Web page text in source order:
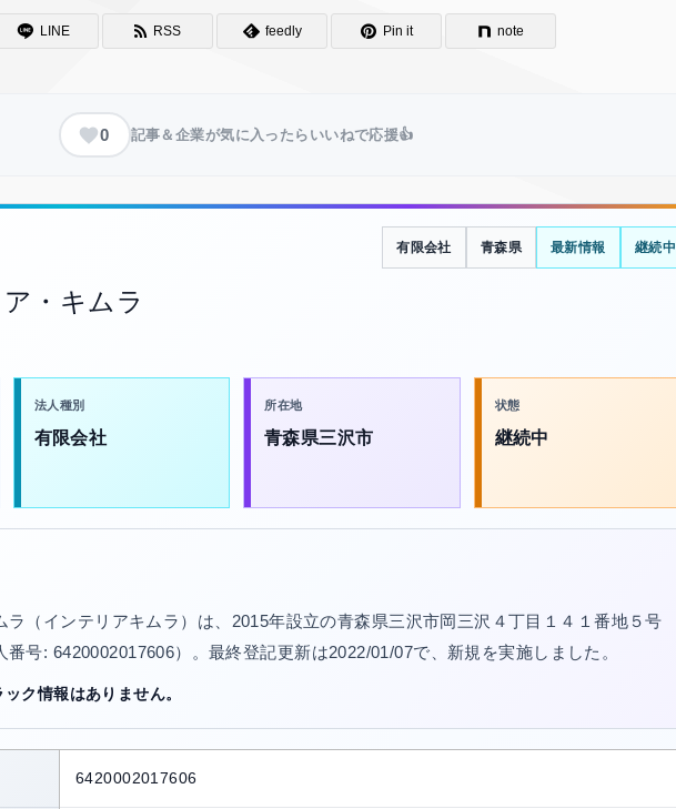
LINE RSS feedly Pin it note
0 記事＆企業が気に入ったらいいねで応援👍
・キムラ
有限会社 青森県 最新情報 継続中
法人種別
有限会社
所在地
青森県三沢市
状態
継続中
ラ（インテリアキムラ）は、2015年設立の青森県三沢市岡三沢４丁目１４１番地５号
号: 6420002017606）。最終登記更新は2022/01/07で、新規を実施しました。
ク情報はありません。
6420002017606